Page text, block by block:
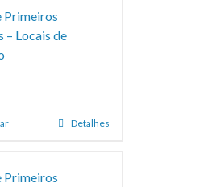
Primeiros
– Locais de
Detalhes
Primeiros